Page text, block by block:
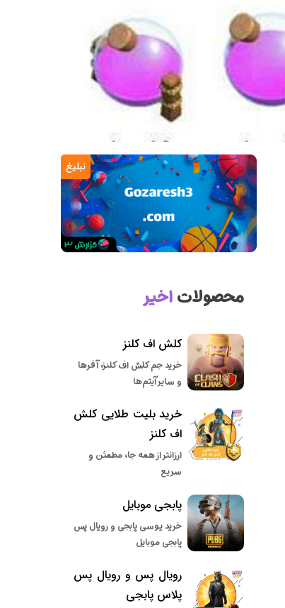
تبلیغ
محصولاتاخیر
کلش اف کلنز
خرید جم کلش اف کلنز، آفرها
و سایر آیتم‌ها
خرید بلیت طلایی کلش
اف کلنز
ارزانتر از همه جا، مطمئن و
سریع
پابجی موبایل
خرید یوسی پابجی و رویال پس
پابجی موبایل
رویال پس و رویال پس
پلاس پابجی